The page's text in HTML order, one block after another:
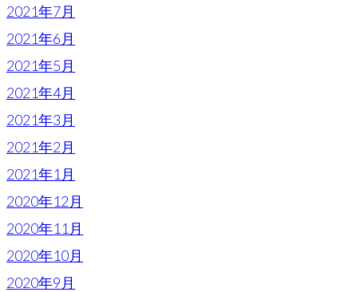
2021年7月
2021年6月
2021年5月
2021年4月
2021年3月
2021年2月
2021年1月
2020年12月
2020年11月
2020年10月
2020年9月